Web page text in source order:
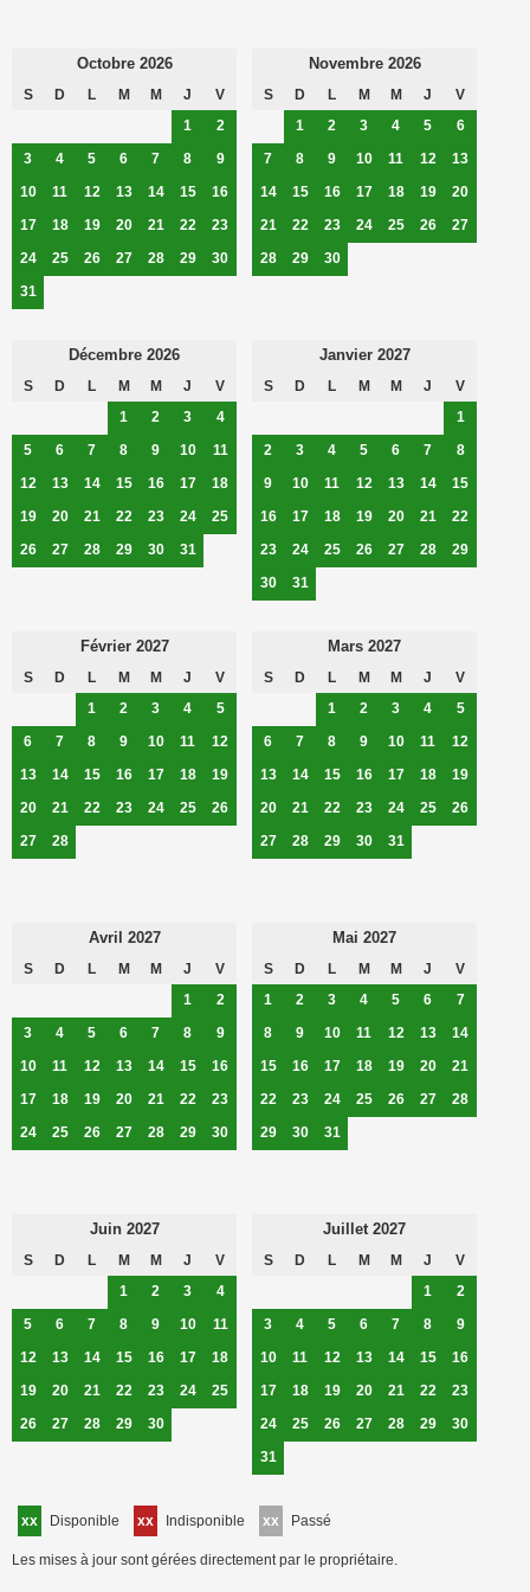
Octobre 2026
S D L M M J
V
1
2
3
4 5 6 7 8
9
10
11 12 13 14 15
16
17
18 19 20 21 22
23
24
25 26 27 28 29
30
31
Novembre 2026
S D L M M J
V
1
2 3 4 5
6
7
8 9 10 11 12
13
14
15 16 17 18 19
20
21
22 23 24 25 26
27
28
29 30
Décembre 2026
S D L M M J
V
1
2 3
4
5
6 7 8 9 10
11
12
13 14 15 16 17
18
19
20 21 22 23 24
25
26
27 28 29 30 31
Janvier 2027
S D L M M J
V
1
2
3 4 5 6 7
8
9
10 11 12 13 14
15
16
17 18 19 20 21
22
23
24 25 26 27 28
29
30
31
Février 2027
S D L M M J
V
1
2 3 4
5
6
7 8 9 10 11
12
13
14 15 16 17 18
19
20
21 22 23 24 25
26
27
28
Mars 2027
S D L M M J
V
1
2 3 4
5
6
7 8 9 10 11
12
13
14 15 16 17 18
19
20
21 22 23 24 25
26
27
28 29 30 31
Avril 2027
S D L M M J
V
1
2
3
4 5 6 7 8
9
10
11 12 13 14 15
16
17
18 19 20 21 22
23
24
25 26 27 28 29 30
Mai 2027
S D L M M J
V
1
2 3 4 5 6
7
8
9 10 11 12 13
14
15
16 17 18 19 20
21
22
23 24 25 26 27
28
29
30 31
Juin 2027
S D L M M J
V
1
2 3
4
5
6 7 8 9 10
11
12
13 14 15 16 17
18
19
20 21 22 23 24
25
26
27 28 29 30
Juillet 2027
S D L M M J
V
1
2
3
4 5 6 7 8
9
10
11 12 13 14 15
16
17
18 19 20 21 22
23
24
25 26 27 28 29
30
31
xx Disponible xx Indisponible xx Passé
Les mises à jour sont gérées directement par le propriétaire.